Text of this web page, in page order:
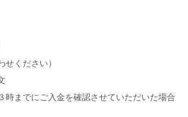
ください）
までにご入金を確認させていただいた場合